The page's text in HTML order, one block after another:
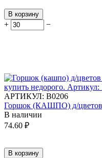
В корзину
+ −
АРТИКУЛ: В0206
Горшок (КАШПО) д/цветов
В наличии
74.60 ₽
В корзину